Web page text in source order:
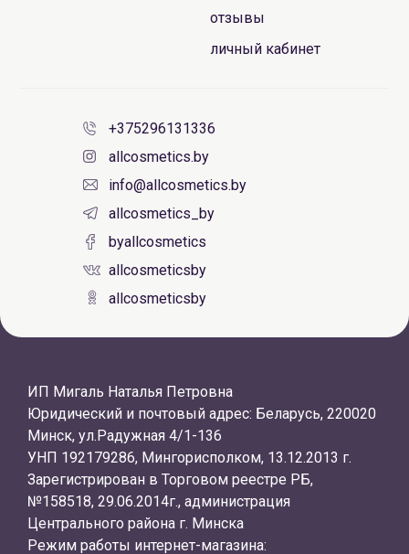
отзывы
личный кабинет
+375296131336
allcosmetics.by
info@allcosmetics.by
allcosmetics_by
byallcosmetics
allcosmeticsby
allcosmeticsby
ИП Мигаль Наталья Петровна
Юридический и почтовый адрес: Беларусь, 220020
Минск, ул.Радужная 4/1-136
УНП 192179286, Мингорисполком, 13.12.2013 г.
Зарегистрирован в Торговом реестре РБ,
№158518, 29.06.2014г., администрация
Центрального района г. Минска
Режим работы интернет-магазина: